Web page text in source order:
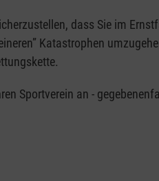
dass Sie im
Katastrophen
Sportverein an -